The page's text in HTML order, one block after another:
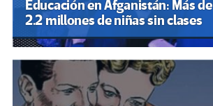
Educación en Afganistán: Más de
2.2 millones de niñas sin clases